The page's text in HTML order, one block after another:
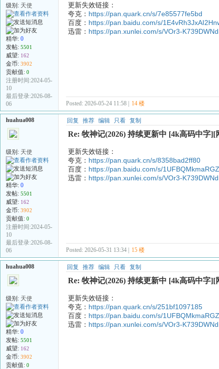
级别: 天使
精华: 0
发帖: 5501
威望: 162
金币: 3902
贡献值: 0
注册时间:2024-05-
10
最后登录:2026-08-
06
更新失效链接：
夸克： https://pan.quark.cn/s/7e85577fe5bd
百度： https://pan.baidu.com/s/
迅雷： https://pan.xunlei.com/s/VOr3-
Posted: 2026-05-24 11:58 | 14 楼
huahua008
级别: 天使
精华: 0
发帖: 5501
威望: 162
金币: 3902
贡献值: 0
注册时间:2024-05-
10
最后登录:2026-08-
06
回复 推荐 编辑 只看 复制
Re: 牧神记(2026) 持续更新中 [4k高码中字][
更新失效链接：
夸克： https://pan.quark.cn/s/8358bad2ff80
百度： https://pan.baidu.com/s/
迅雷： https://pan.xunlei.com/s/VOr3-
Posted: 2026-05-31 13:34 | 15 楼
huahua008
级别: 天使
精华: 0
发帖: 5501
威望: 162
金币: 3902
贡献值: 0
回复 推荐 编辑 只看 复制
Re: 牧神记(2026) 持续更新中 [4k高码中字][
更新失效链接：
夸克： https://pan.quark.cn/s/251bf1097185
百度： https://pan.baidu.com/s/
迅雷： https://pan.xunlei.com/s/VOr3-